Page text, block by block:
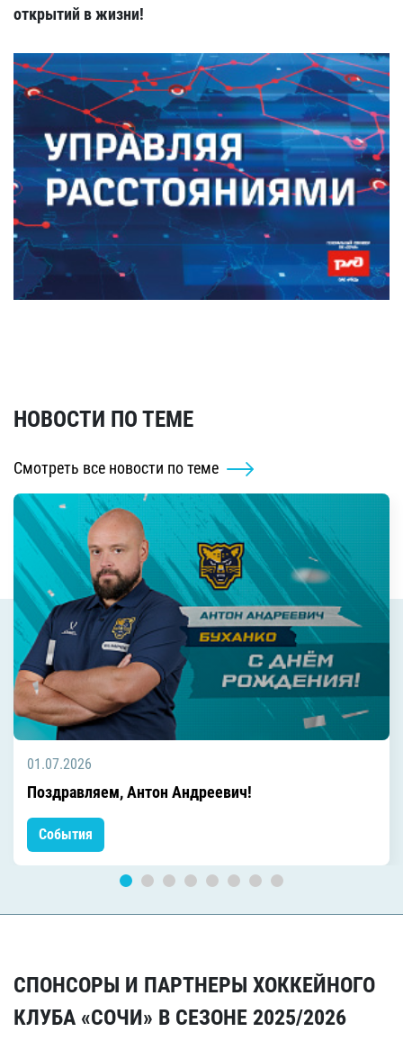
открытий в жизни!
НОВОСТИ ПО ТЕМЕ
Смотреть все новости по теме
01.07.2026
Поздравляем, Антон Андреевич!
События
СПОНСОРЫ И ПАРТНЕРЫ ХОККЕЙНОГО
КЛУБА «СОЧИ» В СЕЗОНЕ 2025/2026